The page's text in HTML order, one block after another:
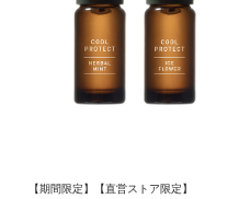
【期間限定】【直営ストア限定】